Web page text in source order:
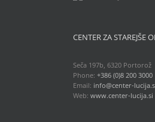
CENTER ZA STAREJŠE
Seča 197b, 6320 Portorož
Phone: +386 (0)8 200 3000
Email: info@center-
Web: www.center-lucija.si